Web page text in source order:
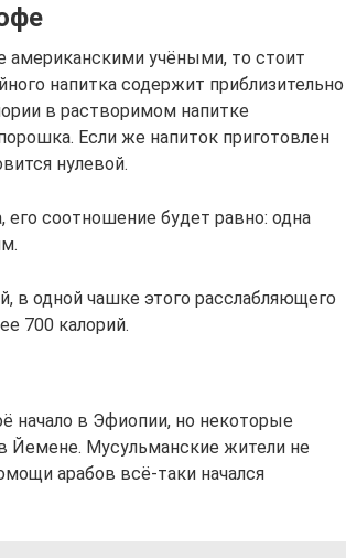
американскими учёными, то стоит
напитка содержит приблизительно
в растворимом напитке
Если же напиток приготовлен
нулевой.
соотношение будет равно: одна
в одной чашке этого расслабляющего
700 калорий.
начало в Эфиопии, но некоторые
Йемене. Мусульманские жители не
арабов всё-таки начался